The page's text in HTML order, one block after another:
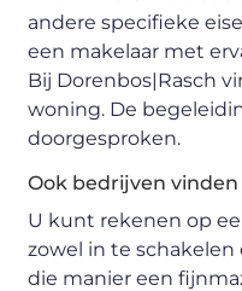
andere specifieke
een makelaar met
Bij Dorenbos|Rasch
woning. De
doorgesproken.
Ook bedrijven
U kunt rekenen op
zowel in te
die manier een